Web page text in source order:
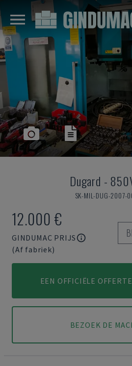
Dugard -
SK-MIL-DUG-2007-
12.000 €
GINDUMAC PRIJS
(Af fabriek)
EEN OFFICIËLE
BEZOEK DE